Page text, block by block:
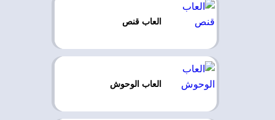
العاب قنص
العاب الوحوش